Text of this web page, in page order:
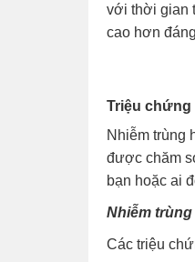
với thời gian
cao hơn
Triệu chứng
Nhiễm trùng
được chăm
bạn hoặc ai
Nhiễm
Các triệu